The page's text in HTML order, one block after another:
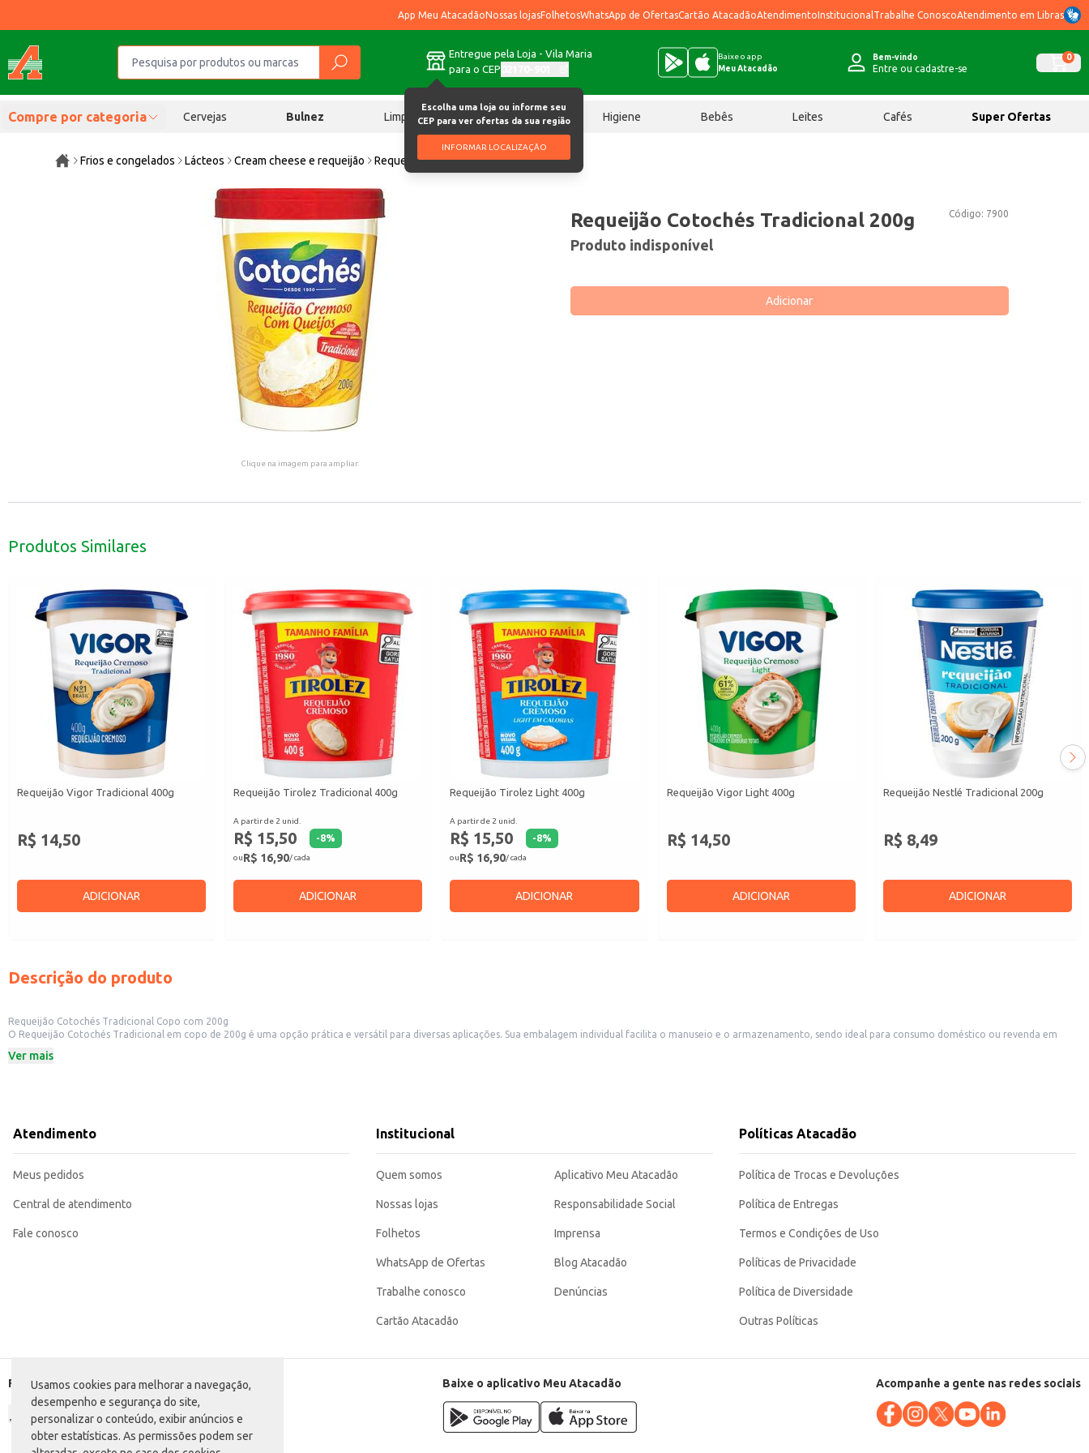
Usamos cookies para melhorar a navegação,
desempenho e segurança do site,
personalizar o conteúdo, exibir anúncios e
obter estatísticas. As permissões podem ser
App Meu AtacadãoNossas lojasFolhetosWhatsApp de OfertasCartão AtacadãoAtendimentoInstitucional Trabalhe ConoscoAtendimento em Libras
Entregue pela Loja - Vila Maria
para o CEP
Escolha uma loja ou informe seu
CEP para ver ofertas da sua região
INFORMAR LOCALIZAÇÃO
Baixe o app
Meu Atacadão
Bem-vindo
Entre ou cadastre-se
0
Compre por categoria Cervejas Bulnez Limpeza Chocolates Higiene Bebês Leites Cafés Super Ofertas
Frios e congelados Lácteos Cream cheese e requeijão Requeijão Cotochés Tradicional 200g
Clique na imagem para ampliar.
Código: 7900
Requeijão Cotochés Tradicional 200g
Produto indisponível
Adicionar
Produtos Similares
Requeijão Vigor Tradicional 400g
R$ 14,50
ADICIONAR
Requeijão Tirolez Tradicional 400g
A partir de 2 unid.
R$ 15,50 -8%
ouR$ 16,90/ cada
ADICIONAR
Requeijão Tirolez Light 400g
A partir de 2 unid.
R$ 15,50 -8%
ouR$ 16,90/ cada
ADICIONAR
Requeijão Vigor Light 400g
R$ 14,50
ADICIONAR
Requeijão Nestlé Tradicional 200g
R$ 8,49
ADICIONAR
Descrição do produto
Requeijão Cotochés Tradicional Copo com 200g
O Requeijão Cotochés Tradicional em copo de 200g é uma opção prática e versátil para diversas aplicações. Sua embalagem individual facilita o manuseio e o armazenamento, sendo ideal para consumo doméstico ou revenda em
Dicas de uso:
O Requeijão Cotochés Tradicional oferece um produto de qualidade, com textura cremosa e sabor tradicional, garantindo satisfação tanto para o consumidor final quanto para o comerciante que busca um produto de fácil
comercialização e boa aceitação no mercado.
Marca: Cotochés
Categoria: Cream cheese e requeijão
EAN: 7891097101410
Ver mais
Atendimento
Meus pedidos
Central de atendimento
Fale conosco
Institucional
Quem somos
Nossas lojas
Folhetos
WhatsApp de Ofertas
Trabalhe conosco
Cartão Atacadão
Aplicativo Meu Atacadão
Responsabilidade Social
Imprensa
Blog Atacadão
Denúncias
Políticas Atacadão
Política de Trocas e Devoluções
Política de Entregas
Termos e Condições de Uso
Políticas de Privacidade
Política de Diversidade
Outras Políticas
Formas de pagamento Baixe o aplicativo Meu Atacadão Acompanhe a gente nas redes sociais